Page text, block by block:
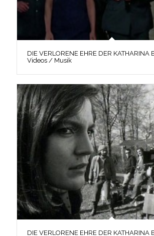
DIE VERLORENE EHRE DER
Videos / Musik
DIE VERLORENE EHRE DER